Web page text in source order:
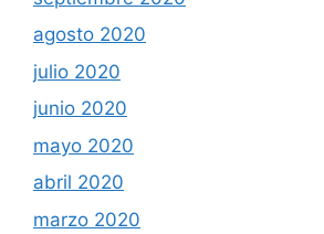
agosto 2020
julio 2020
junio 2020
mayo 2020
abril 2020
marzo 2020